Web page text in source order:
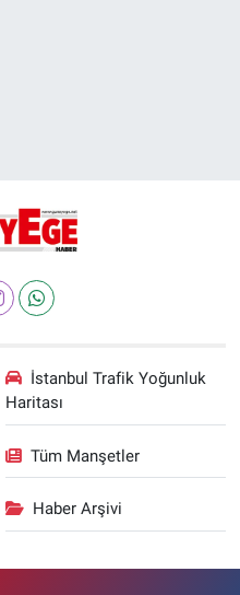
İstanbul Trafik Yoğunluk
Haritası
Tüm Manşetler
Haber Arşivi